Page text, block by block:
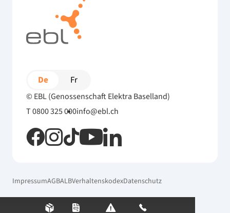
© EBL (Genossenschaft Elektra Baselland)
T 0800 325 000info@ebl.ch
De Fr
ImpressumAGBALBVerhaltenskodexDatenschutz